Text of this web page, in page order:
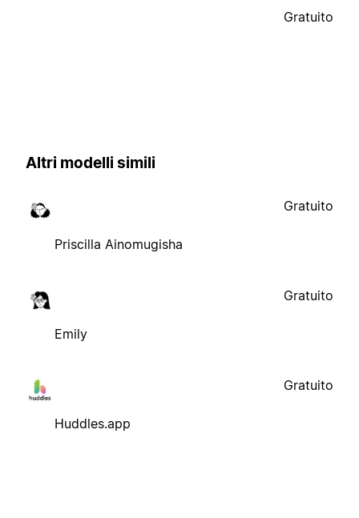
Gratuito
Altri modelli simili
Priscilla Ainomugisha
Gratuito
Emily
Gratuito
Huddles.app
Gratuito